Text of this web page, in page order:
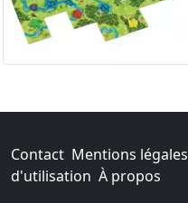
Contact Mentions légales
d'utilisation À propos